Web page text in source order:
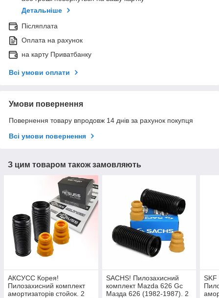
Детальніше
Післяплата
Оплата на рахунок
на карту Приватбанку
Всі умови оплати
Умови повернення
Повернення товару впродовж 14 днів за рахунок покупця
Всі умови повернення
З цим товаром також замовляють
АКСУСС Корея!
Пилозахисний комплект
амортизаторів стойок. 2
SACHS! Пилозахисний
комплект Mazda 626 Gc
Мазда 626 (1982-1987). 2
SKF